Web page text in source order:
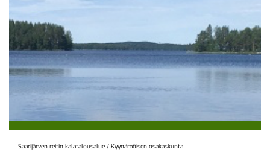
Saarijärven reitin kalatalousalue / Kyynämöisen osakaskunta